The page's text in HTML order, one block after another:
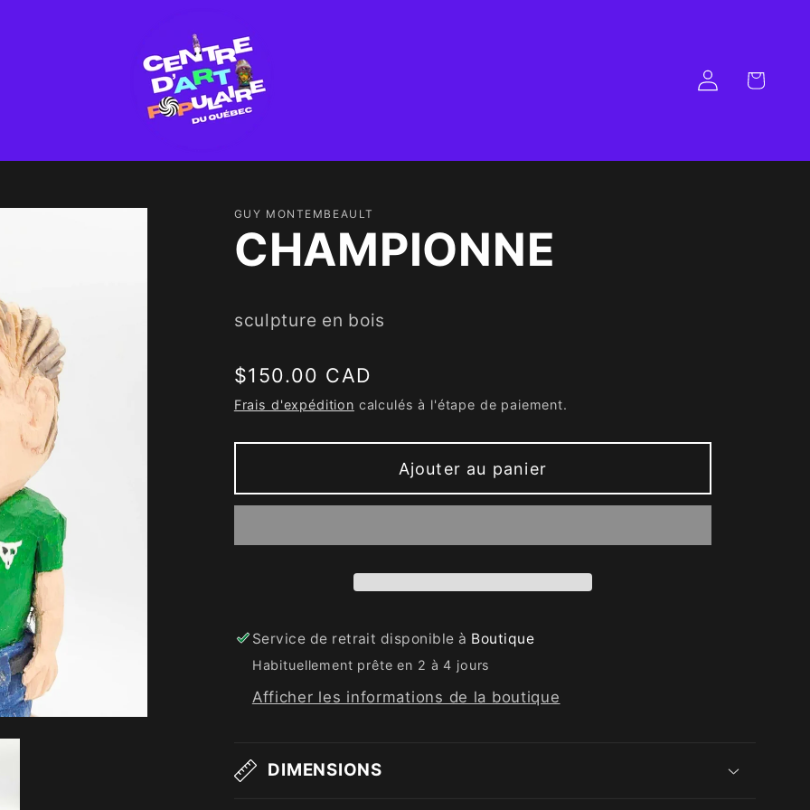
ConnexionPanier
GUY MONTEMBEAULT
CHAMPIONNE
sculpture en bois
Prix
habituel
$150.00 CAD
Frais d'expédition calculés à l'étape de paiement.
Ajouter au panier
Service de retrait disponible à Boutique
Habituellement prête en 2 à 4 jours
Afficher les informations de la boutique
DIMENSIONS